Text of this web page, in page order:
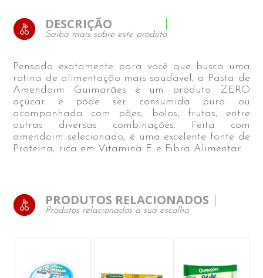
DESCRIÇÃO
Saiba mais sobre este produto
Pensada exatamente para você que busca uma
rotina de alimentação mais saudável, a Pasta de
Amendoim Guimarães é um produto ZERO
açúcar e pode ser consumida pura ou
acompanhada com pães, bolos, frutas, entre
outras diversas combinações. Feita com
amendoim selecionado, é uma excelente fonte de
Proteína, rica em Vitamina E e Fibra Alimentar.
PRODUTOS RELACIONADOS
Produtos relacionados a sua escolha